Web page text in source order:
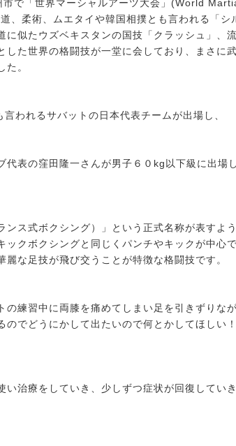
市で「世界マーシャルアーツ大会」(World
、柔術、ムエタイや韓国相撲とも言われる「シ
似たウズベキスタンの国技「クラッシュ」、
た世界の格闘技が一堂に会しており、まさに
。
われるサバットの日本代表チームが出場し、
代表の窪田隆一さんが男子６０kg以下級に出場
ス式ボクシング）」という正式名称が表すよ
ックボクシングと同じくパンチやキックが中心
な足技が飛び交うことが特徴な格闘技です。
練習中に両膝を痛めてしまい足を引きずりな
でどうにかして出たいので何とかしてほしい
い治療をしていき、少しずつ症状が回復してい